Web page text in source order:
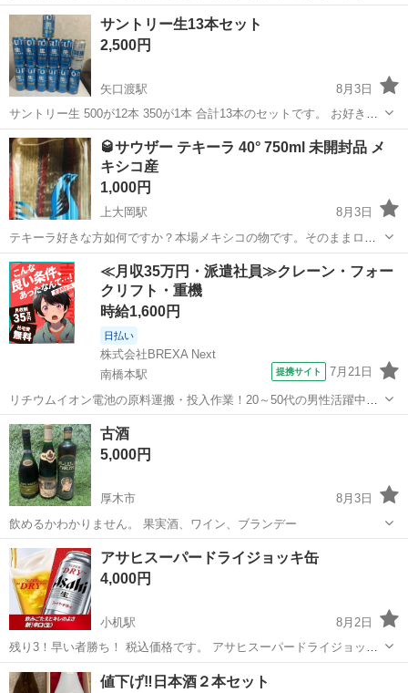
究極の淡麗酒。味わいは55℃のお燗にてさらに開花します。 新潟・奥
阿賀産米100%使用 推薦温度 ◎ 55℃ ○ 20℃ ○ 10℃ 自宅保管していま
し...
神奈川 横浜市 鶴ヶ峰駅 日本酒
サントリー生13本セット
2,500円
矢口渡駅
8月3日
サントリー生 500が12本 350が1本 合計13本のセットです。 お好きな
方如何ですか？
神奈川 川崎市 矢口渡駅 ビール サントリー
🥃サウザー テキーラ 40° 750ml 未開封品 メ
キシコ産
1,000円
上大岡駅
8月3日
テキーラ好きな方如何ですか？本場メキシコの物です。そのままロッ
クで、カクテルにしても有りです。今の定価は分かりませんが、2000
円の物で安くても1500円以上する物です。(値上げしたのか、近くのス
ーパーでは2000円以上で売...
神奈川 横浜市 上大岡駅 リキュール サウザー
≪月収35万円・派遣社員≫クレーン・フォー
クリフト・重機
時給1,600円
日払い
株式会社BREXA Next
南橋本駅
提携サイト 7月21日
リチウムイオン電池の原料運搬・投入作業！20～50代の男性活躍中★
ワンルーム寮完備！赴任旅費会社負担！年間休日130日★フォークリフ
ト免許お持ちの方、活躍中！就業先食堂利用可★《神奈川県相模原
市》 人気の工場のお仕事 ◇電...
神奈川 相模原市
古酒
5,000円
厚木市
8月3日
飲めるかわかりません。 果実酒、ワイン、ブランデー
神奈川 厚木市 その他 古酒
アサヒスーパードライジョッキ缶
4,000円
小机駅
8月2日
残り3！早い者勝ち！ 税込価格です。 アサヒスーパードライジョッキ
缶 350✖️6本✖️4 値下げ交渉は受けませんので宜しくお願い致します
神奈川 横浜市 小机駅 ビール アサヒスーパードライ
値下げ‼️日本酒２本セット